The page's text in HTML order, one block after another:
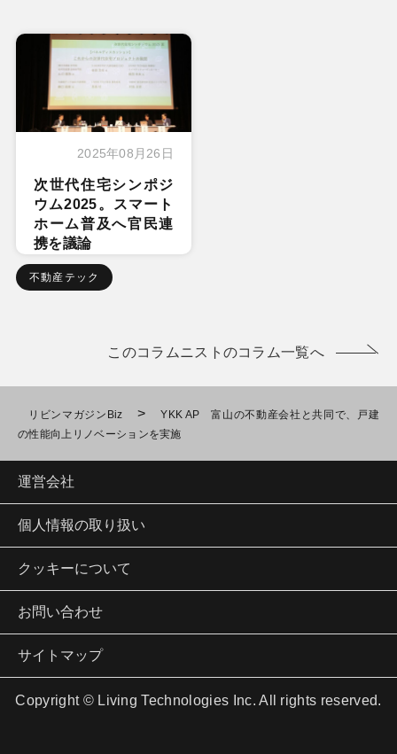
2025年08月26日
次世代住宅シンポジ
ウム2025。スマート
ホーム普及へ官民連
携を議論
不動産テック
このコラムニストのコラム一覧へ
リビンマガジンBiz >
YKK AP 富山の不動産会社と共同で、戸建
の性能向上リノベーションを実施
運営会社
個人情報の取り扱い
クッキーについて
お問い合わせ
サイトマップ
Copyright © Living Technologies Inc. All rights reserved.